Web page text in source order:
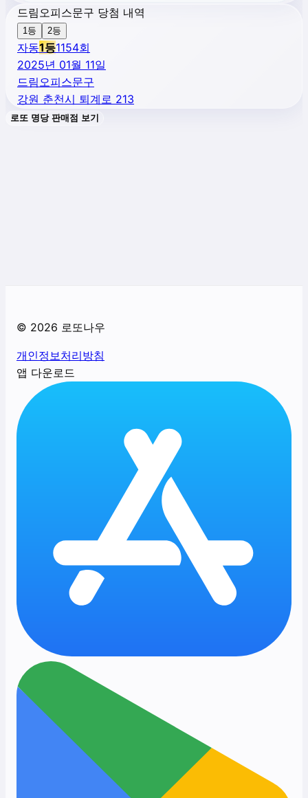
드림오피스문구 당첨 내역
1등 2등
자동1등1154회
2025년 01월 11일
드림오피스문구
강원 춘천시 퇴계로 213
로또 명당 판매점 보기
© 2026 로또나우
개인정보처리방침
앱 다운로드